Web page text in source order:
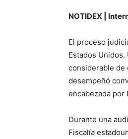
NOTIDEX |
El proceso
Estados
considerable de
desempeñó
encabezada por
Durante una
Fiscalía